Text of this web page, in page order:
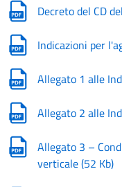
Decreto del CD
Indicazioni per
Allegato 1 alle
Allegato 2 alle
Allegato 3 –
verticale(52 Kb)